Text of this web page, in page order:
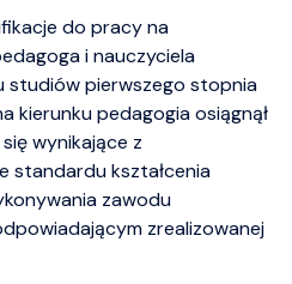
do pracy na
i nauczyciela
studiów pierwszego stopnia
kierunku pedagogia osiągnął
wynikające z
standardu kształcenia
zawodu
zrealizowanej